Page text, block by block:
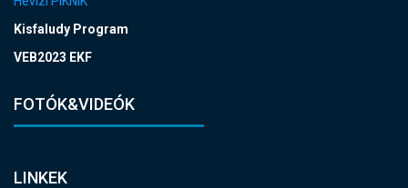
Kisfaludy Program
VEB2023 EKF
FOTÓK&VIDEÓK
LINKEK